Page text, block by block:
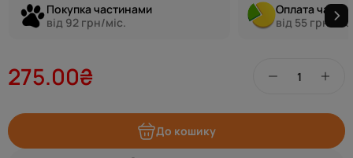
Покупка частинами
від 92 грн/міс.
Оплата
від 55 грн/
275.00₴
До кошику